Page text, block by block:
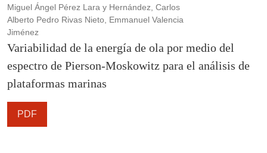
Miguel Ángel Pérez Lara y Hernández, Carlos
Alberto Pedro Rivas Nieto, Emmanuel Valencia
Jiménez
Variabilidad de la energía de ola por medio del
espectro de Pierson-Moskowitz para el análisis de
plataformas marinas
PDF